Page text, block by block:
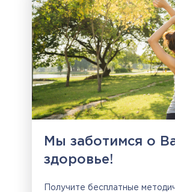
Мы заботимся о
здоровье!
Получите бесплатные